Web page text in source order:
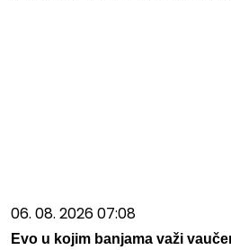
06. 08. 2026 07:08
Evo u kojim banjama važi